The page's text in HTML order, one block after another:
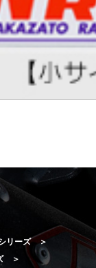
リーズ ＞
＞